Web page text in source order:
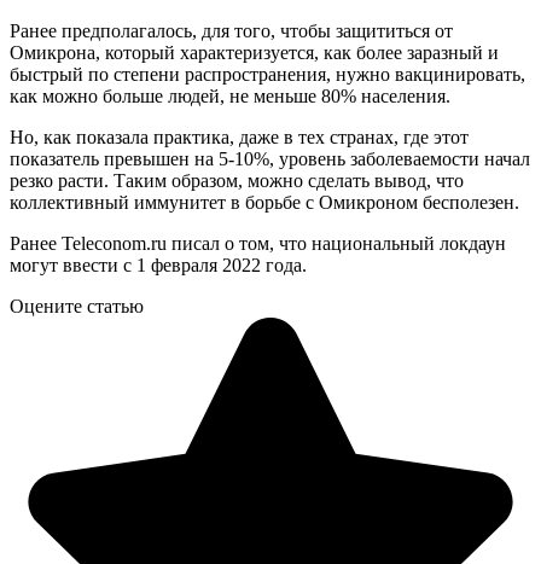
Ранее предполагалось, для того, чтобы защититься от
Омикрона, который характеризуется, как более заразный и
быстрый по степени распространения, нужно вакцинировать,
как можно больше людей, не меньше 80% населения.
Но, как показала практика, даже в тех странах, где этот
показатель превышен на 5-10%, уровень заболеваемости начал
резко расти. Таким образом, можно сделать вывод, что
коллективный иммунитет в борьбе с Омикроном бесполезен.
Ранее Teleconom.ru писал о том, что национальный локдаун
могут ввести с 1 февраля 2022 года.
Оцените статью